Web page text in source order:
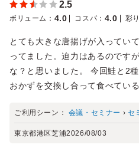
2.5
ボリューム ： 4.0 コスパ ： 4.0 彩り
とても大きな唐揚げが入ってい
ってました。迫力はあるのです
な？と思いました。 今回鮭と2
おかずを交換し合って食べてい
ご利用シーン： 会議・セミナー › セ
東京都港区芝浦2026/08/03